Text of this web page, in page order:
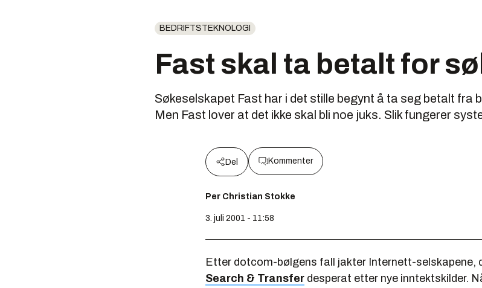
BEDRIFTSTEKNOLOGI
Fast skal ta betalt for
Søkeselskapet Fast har i det stille begynt å ta seg betalt fra
Men Fast lover at det ikke skal bli noe juks. Slik fungerer
Del Kommenter
Per Christian Stokke
3. juli 2001 - 11:58
Etter dotcom-bølgens fall jakter Internett-selskapene,
Search & Transfer desperat etter nye inntektskilder.